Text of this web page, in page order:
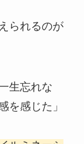
られるのが
生忘れな
を感じた」